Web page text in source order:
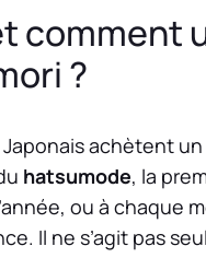
comment
?
achètent
hatsumode, la
ou à chaque
Il ne s’agit pas